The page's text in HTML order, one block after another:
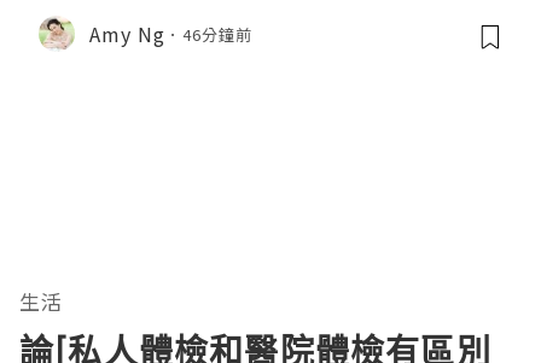
Amy Ng 46分鐘前
生活
論[私人體檢和醫院體檢有區別